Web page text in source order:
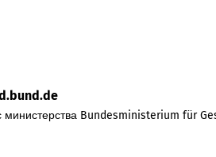
министерства Bundesministerium für